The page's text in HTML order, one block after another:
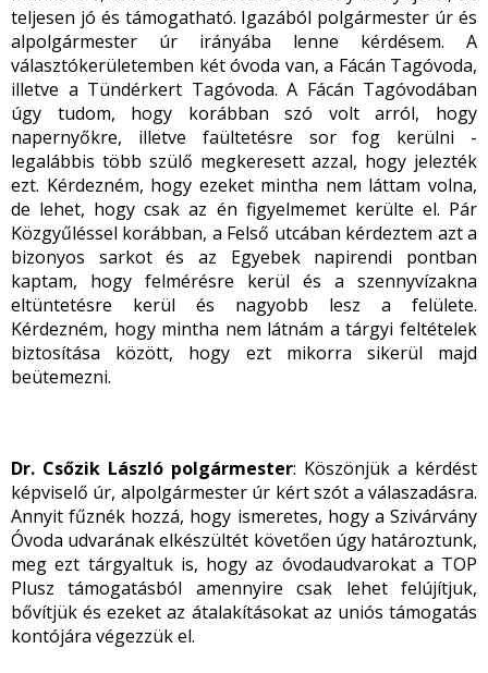
teljesen jó és támogatható. Igazából polgármester úr és
alpolgármester úr irányába lenne kérdésem. A
választókerületemben két óvoda van, a Fácán Tagóvoda,
illetve a Tündérkert Tagóvoda. A Fácán Tagóvodában
úgy tudom, hogy korábban szó volt arról, hogy
napernyőkre, illetve faültetésre sor fog kerülni -
legalábbis több szülő megkeresett azzal, hogy jelezték
ezt. Kérdezném, hogy ezeket mintha nem láttam volna,
de lehet, hogy csak az én figyelmemet kerülte el. Pár
Közgyűléssel korábban, a Felső utcában kérdeztem azt a
bizonyos sarkot és az Egyebek napirendi pontban
kaptam, hogy felmérésre kerül és a szennyvízakna
eltüntetésre kerül és nagyobb lesz a felülete.
Kérdezném, hogy mintha nem látnám a tárgyi feltételek
biztosítása között, hogy ezt mikorra sikerül majd
beütemezni.
Dr. Csőzik László polgármester: Köszönjük a kérdést
képviselő úr, alpolgármester úr kért szót a válaszadásra.
Annyit fűznék hozzá, hogy ismeretes, hogy a Szivárvány
Óvoda udvarának elkészültét követően úgy határoztunk,
meg ezt tárgyaltuk is, hogy az óvodaudvarokat a TOP
Plusz támogatásból amennyire csak lehet felújítjuk,
bővítjük és ezeket az átalakításokat az uniós támogatás
kontójára végezzük el.